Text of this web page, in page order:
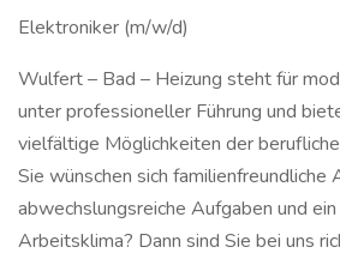
Elektroniker (m/w/d)
Wulfert – Bad – Heizung steht für
unter professioneller Führung und
vielfältige Möglichkeiten der
Sie wünschen sich familienfreundliche
abwechslungsreiche Aufgaben und
Arbeitsklima? Dann sind Sie bei uns